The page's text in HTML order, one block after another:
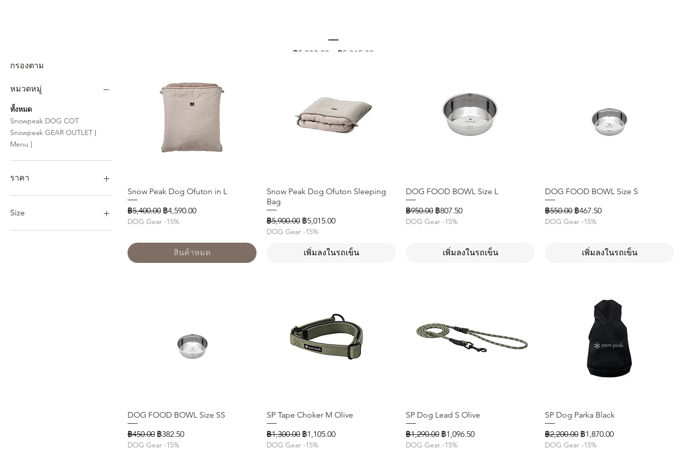
฿5,900.00
ราคา
฿5,015.00
กรองตาม
หมวดหมู่
ทั้งหมด
Snowpeak DOG COT
Snowpeak GEAR OUTLET [
Menu ]
ราคา
฿450
Size
2L
ดูข้อมูลด่วน
Snow Peak Dog Ofuton in L
ราคาปกติ
฿5,400.00 ราคาขายลด
฿4,590.00
DOG Gear -15%
สินค้าหมด
ดูข้อมูลด่วน
Snow Peak Dog Ofuton Sleeping
Bag
ราคาปกติ
฿5,900.00 ราคาขายลด
฿5,015.00
DOG Gear -15%
เพิ่มลงในรถเข็น
ดูข้อมูลด่วน
DOG FOOD BOWL Size L
ราคาปกติ
฿950.00 ราคาขายลด
฿807.50
DOG Gear -15%
เพิ่มลงในรถเข็น
ดูข้อมูลด่วน
DOG FOOD BOWL Size S
ราคาปกติ
฿550.00 ราคาขายลด
฿467.50
DOG Gear -15%
เพิ่มลงในรถเข็น
ดูข้อมูลด่วน
DOG FOOD BOWL Size SS
ราคาปกติ
฿450.00 ราคาขายลด
฿382.50
DOG Gear -15%
ดูข้อมูลด่วน
SP Tape Choker M Olive
ราคาปกติ
฿1,300.00 ราคาขายลด
฿1,105.00
DOG Gear -15%
ดูข้อมูลด่วน
SP Dog Lead S Olive
ราคาปกติ
฿1,290.00 ราคาขายลด
฿1,096.50
DOG Gear -15%
ดูข้อมูลด่วน
SP Dog Parka Black
ราคาปกติ
฿2,200.00 ราคาขายลด
฿1,870.00
DOG Gear -15%